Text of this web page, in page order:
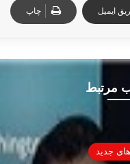
ایمیل چاپ
مرتبط
جدید